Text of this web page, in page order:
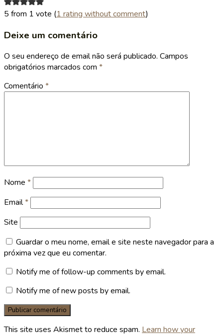
5 from 1 vote (1 rating without comment)
Deixe um comentário
O seu endereço de email não será publicado. Campos
obrigatórios marcados com *
Comentário *
Nome *
Email*
Site
Guardar o meu nome, email e site neste navegador para a
próxima vez que eu comentar.
Notify me of follow-up comments by email.
Notify me of new posts by email.
This site uses Akismet to reduce spam. Learn how your